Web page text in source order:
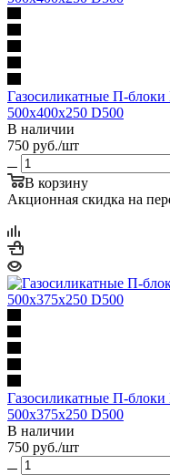
Газосиликатные П-
500х400х250 D500
В наличии
750 руб./шт
В корзину
Акционная скидка на
Газосиликатные П-
500х375х250 D500
В наличии
750 руб./шт